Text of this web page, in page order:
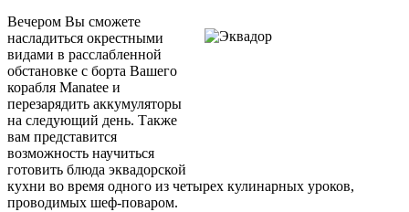
Вечером Вы сможете
насладиться окрестными
видами в расслабленной
обстановке с борта Вашего
корабля Manatee и
перезарядить аккумуляторы
на следующий день. Также
вам представится
возможность научиться
готовить блюда эквадорской
кухни во время одного из четырех кулинарных уроков,
проводимых шеф-поваром.